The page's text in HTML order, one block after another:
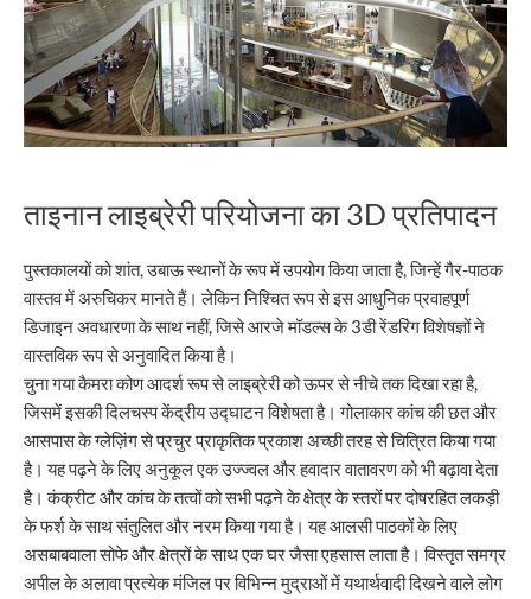
ताइनान लाइब्रेरी परियोजना का 3D प्रतिपादन
पुस्तकालयों को शांत, उबाऊ स्थानों के रूप में उपयोग किया जाता है, जिन्हें गैर-पाठक
वास्तव में अरुचिकर मानते हैं। लेकिन निश्चित रूप से इस आधुनिक प्रवाहपूर्ण
डिजाइन अवधारणा के साथ नहीं, जिसे आरजे मॉडल्स के 3डी रेंडरिंग विशेषज्ञों ने
वास्तविक रूप से अनुवादित किया है।
चुना गया कैमरा कोण आदर्श रूप से लाइब्रेरी को ऊपर से नीचे तक दिखा रहा है,
जिसमें इसकी दिलचस्प केंद्रीय उद्घाटन विशेषता है। गोलाकार कांच की छत और
आसपास के ग्लेज़िंग से प्रचुर प्राकृतिक प्रकाश अच्छी तरह से चित्रित किया गया
है। यह पढ़ने के लिए अनुकूल एक उज्ज्वल और हवादार वातावरण को भी बढ़ावा देता
है। कंक्रीट और कांच के तत्वों को सभी पढ़ने के क्षेत्र के स्तरों पर दोषरहित लकड़ी
के फर्श के साथ संतुलित और नरम किया गया है। यह आलसी पाठकों के लिए
असबाबवाला सोफे और क्षेत्रों के साथ एक घर जैसा एहसास लाता है। विस्तृत समग्र
अपील के अलावा प्रत्येक मंजिल पर विभिन्न मुद्राओं में यथार्थवादी दिखने वाले लोग